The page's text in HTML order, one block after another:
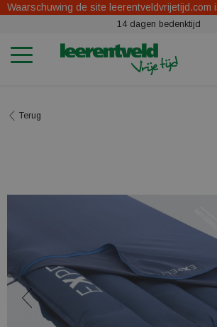
14 dagen bedenktijd
Terug